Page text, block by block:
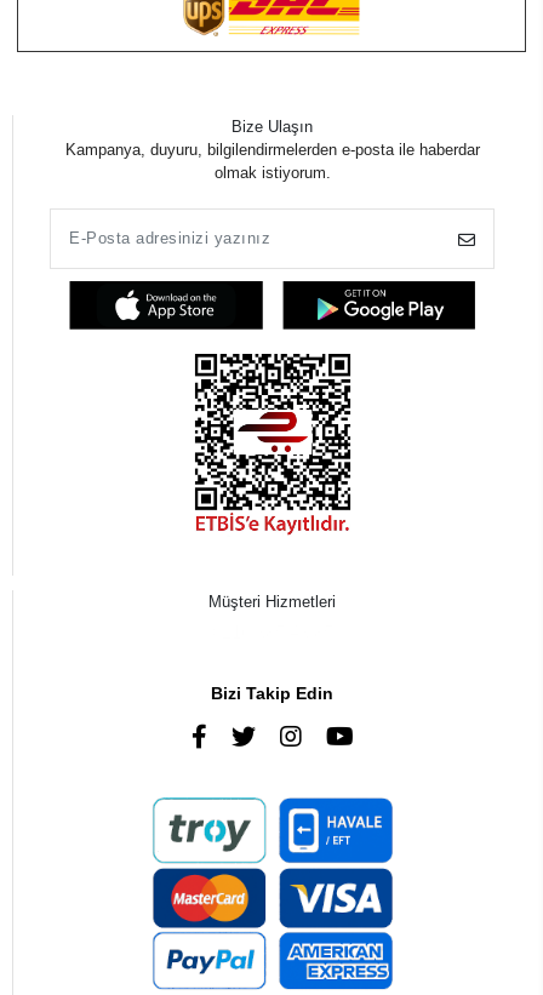
Bize Ulaşın
Kampanya, duyuru, bilgilendirmelerden e-posta ile haberdar
olmak istiyorum.
Müşteri Hizmetleri
Bizi Takip Edin